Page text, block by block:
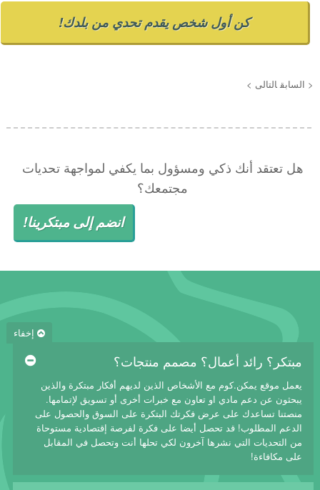
كن أول شخص يقدم تحدي من بلدك!
< السابق التالى >
هل تعتقد أنك ذكي ومسؤول بما يكفي لمواجهة تحديات
مجتمعك؟
انضم إلى مبتكرينا!
إخفاء
مبتكر؟ رائد أعمال؟ مصمم منتجات؟
يعمل موقع يمكن.كوم مع الأشخاص الذين لديهم أفكار مبتكرة والذين
يبحثون عن دعم مادي او تعاون مع خبرات أخرى أو تسويق لإتمامها.
منصتنا تساعدك على عرض فكرتك البتكرة على السوق والحصول على
الدعم المطلوب! قد تحصل أيضا على فكرة لفرصة إقتصادية مستوحاة
من التحديات التي نشرها آخرون لكي تحلها أنت وتحصل في المقابل
على مكافاءة!